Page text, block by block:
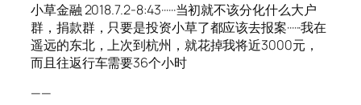
小草金融 2018.7.2-8:43······当初就不该分化什么大户
群，捐款群，只要是投资小草了都应该去报案······我在
遥远的东北，上次到杭州，就花掉我将近3000元，
而且往返行车需要36个小时
——